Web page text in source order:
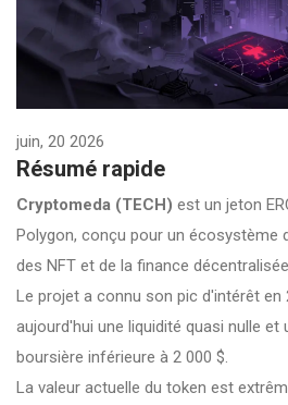
juin, 20 2026
Résumé rapide
Cryptomeda (TECH) est un jeton
Polygon, conçu pour un écosystème
des NFT et de la finance
Le projet a connu son pic d'intérêt en
aujourd'hui une liquidité quasi nulle et
boursière inférieure à 2 000 $.
La valeur actuelle du token est